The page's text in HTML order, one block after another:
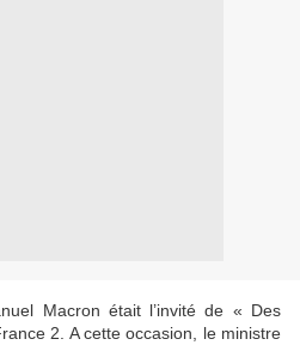
Macron était l’invité de « Des
2. A cette occasion, le ministre